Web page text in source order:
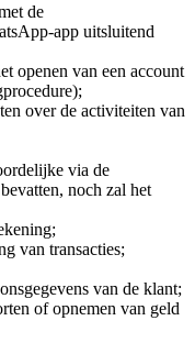
de
app uitsluitend
openen van een account
over de activiteiten van
via de
noch zal het
van transacties;
van de klant;
of opnemen van geld